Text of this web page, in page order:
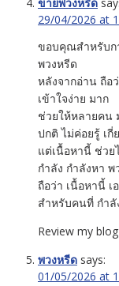
29/04/2026 at
ขอบคุณสำหรับก
พวงหรีด
หลังจากอ่าน ถือ
เข้าใจง่าย มาก
ช่วยให้หลายคน
ปกติ ไม่ค่อยรู้ เกี่
แต่เนื้อหานี้ ช่วย
กำลัง กำลังหา พ
ถือว่า เนื้อหานี้ เ
สำหรับคนที่ กำลั
Review my
พวงหรีด says:
01/05/2026 at